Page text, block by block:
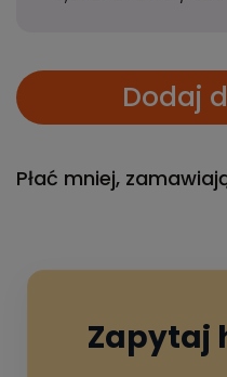
Dodaj
Płać mniej,
Zapytaj